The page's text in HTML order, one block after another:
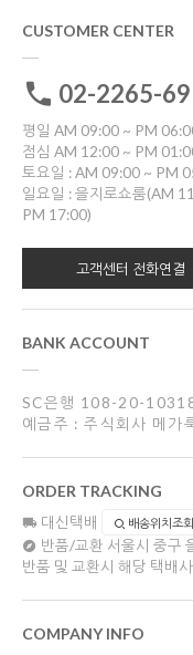
CUSTOMER CENTER
02-2265-
평일 AM 09:00 ~ PM
점심 AM 12:00 ~ PM
토요일 : AM 09:00 ~ PM
일요일 : 을지로쇼룸(AM
PM 17:00)
고객센터 전화연결
BANK ACCOUNT
SC은행 108-20-
예금주 : 주식회사 메가
ORDER TRACKING
대신택배 배송위치조회
반품/교환 서울시 중구
반품 및 교환시 해당 택배
COMPANY INFO